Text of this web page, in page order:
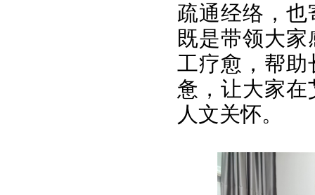
疏通经络，
既是带领大
工疗愈，帮
惫，让大家
人文关怀。